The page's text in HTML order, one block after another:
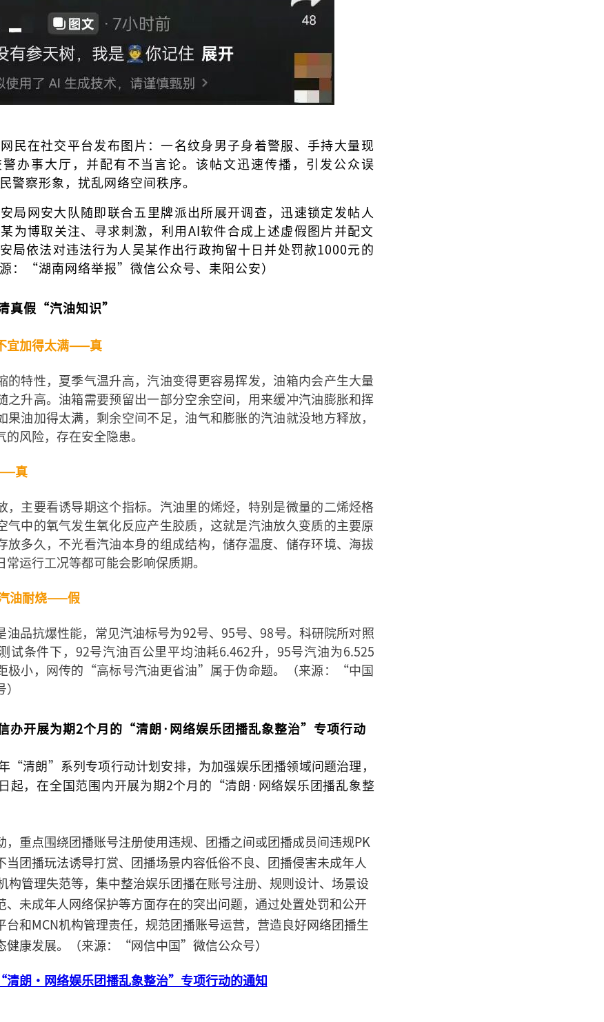
民在社交平台发布图片：一名纹身男子身着警服、手持大量现
办事大厅，并配有不当言论。该帖文迅速传播，引发公众误
警察形象，扰乱网络空间秩序。
局网安大队随即联合五里牌派出所展开调查，迅速锁定发帖人
为博取关注、寻求刺激，利用AI软件合成上述虚假图片并配文
局依法对违法行为人吴某作出行政拘留十日并处罚款1000元的
：“湖南网络举报”微信公众号、耒阳公安）
真假“汽油知识”
宜加得太满——真
的特性，夏季气温升高，汽油变得更容易挥发，油箱内会产生大量
之升高。油箱需要预留出一部分空余空间，用来缓冲汽油膨胀和挥
果油加得太满，剩余空间不足，油气和膨胀的汽油就没地方释放，
的风险，存在安全隐患。
真
，主要看诱导期这个指标。汽油里的烯烃，特别是微量的二烯烃格
气中的氧气发生氧化反应产生胶质，这就是汽油放久变质的主要原
放多久，不光看汽油本身的组成结构，储存温度、储存环境、海拔
常运行工况等都可能会影响保质期。
油耐烧——假
油品抗爆性能，常见汽油标号为92号、95号、98号。科研院所对照
试条件下，92号汽油百公里平均油耗6.462升，95号汽油为6.525
极小，网传的“高标号汽油更省油”属于伪命题。（来源：“中国
办开展为期2个月的“清朗·网络娱乐团播乱象整治”专项行动
“清朗”系列专项行动计划安排，为加强娱乐团播领域问题治理，
起，在全国范围内开展为期2个月的“清朗·网络娱乐团播乱象整
，重点围绕团播账号注册使用违规、团播之间或团播成员间违规PK
当团播玩法诱导打赏、团播场景内容低俗不良、团播侵害未成年人
构管理失范等，集中整治娱乐团播在账号注册、规则设计、场景设
、未成年人网络保护等方面存在的突出问题，通过处置处罚和公开
台和MCN机构管理责任，规范团播账号运营，营造良好网络团播生
健康发展。（来源：“网信中国”微信公众号）
清朗・网络娱乐团播乱象整治”专项行动的通知